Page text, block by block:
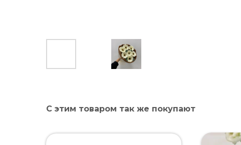
С этим товаром так же покупают